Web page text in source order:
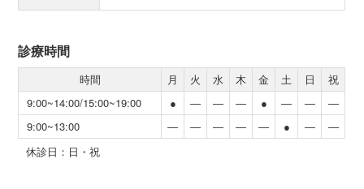
診療時間
時間 月 火 水 木 金 土 日
祝
9:00~14:00/15:00~19:00
● ― ― ― ● ― ―
―
9:00~13:00
― ― ― ― ― ● ―
―
休診日：日・祝